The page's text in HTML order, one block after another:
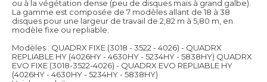
ou à la végétation dense (peu de disques mais à grand galbe).
La gamme est composée de 7 modèles allant de 18 à 38
disques pour une largeur de travail de 2,82 m à 5,80 m, en
modèle fixe ou repliable.
Modèles : QUADRX FIXE (3018 - 3522 - 4026) - QUADRX
REPLIABLE HY (4026HY - 4630HY - 5234HY - 5838HY) QUADRX
EVO FIXE (3018-3522-4026) - QUADRX EVO REPLIABLE HY
(4026HY - 4630HY - 5234HY - 5838HY)